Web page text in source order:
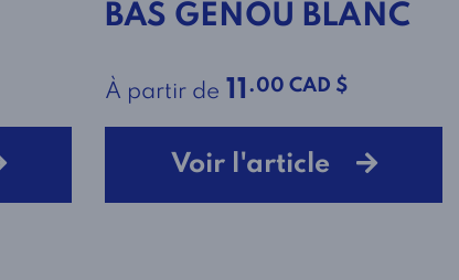
BAS GENOU BLANC
À partir de 11 .00 CAD $
Voir l'article